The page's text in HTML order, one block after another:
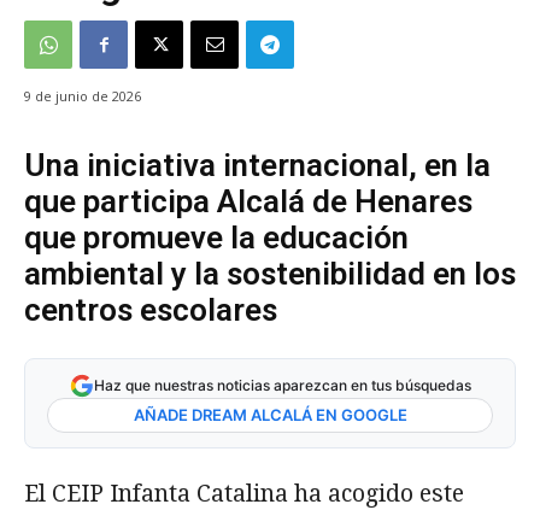
9 de junio de 2026
Una iniciativa internacional, en la
que participa Alcalá de Henares
que promueve la educación
ambiental y la sostenibilidad en los
centros escolares
Haz que nuestras noticias aparezcan en tus búsquedas
AÑADE DREAM ALCALÁ EN GOOGLE
El CEIP Infanta Catalina ha acogido este